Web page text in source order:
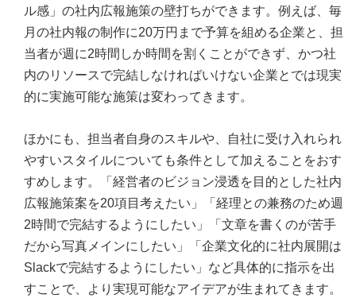
ル感」の社内広報施策の壁打ちができます。例えば、毎
月の社内報の制作に20万円まで予算を組める企業と、担
当者が週に2時間しか時間を割くことができず、かつ社
内のリソースで完結しなければいけない企業とでは現実
的に実施可能な施策は変わってきます。
ほかにも、担当者自身のスキルや、自社に受け入れられ
やすいスタイルについても条件として加えることをおす
すめします。「経営者のビジョン浸透を目的とした社内
広報施策案を20項目考えたい」「経理との兼務のため週
2時間で完結するようにしたい」「文章を書くのが苦手
だから写真メインにしたい」「企業文化的に社内展開は
Slackで完結するようにしたい」など具体的に指示を出
すことで、より実現可能なアイデアが生まれてきます。